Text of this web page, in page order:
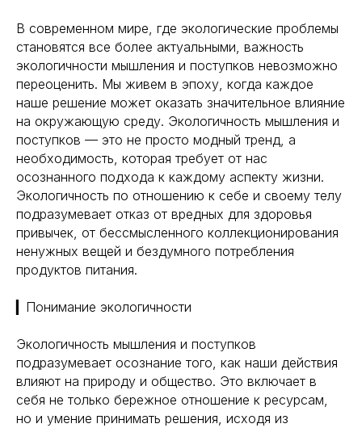
В современном мире, где экологические проблемы
становятся все более актуальными, важность
экологичности мышления и поступков невозможно
переоценить. Мы живем в эпоху, когда каждое
наше решение может оказать значительное влияние
на окружающую среду. Экологичность мышления и
поступков — это не просто модный тренд, а
необходимость, которая требует от нас
осознанного подхода к каждому аспекту жизни.
Экологичность по отношению к себе и своему телу
подразумевает отказ от вредных для здоровья
привычек, от бессмысленного коллекционирования
ненужных вещей и бездумного потребления
продуктов питания.
▎Понимание экологичности
Экологичность мышления и поступков
подразумевает осознание того, как наши действия
влияют на природу и общество. Это включает в
себя не только бережное отношение к ресурсам,
но и умение принимать решения, исходя из